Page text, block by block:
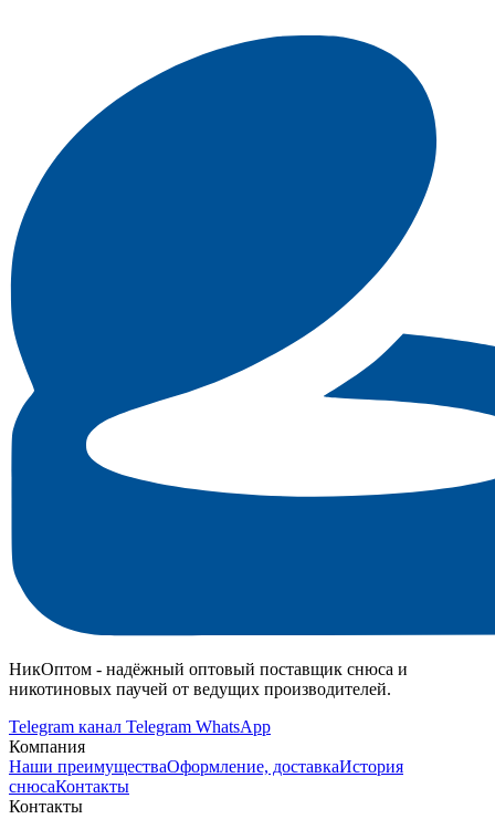
НикОптом - надёжный оптовый поставщик снюса и
никотиновых паучей от ведущих производителей.
Telegram канал Telegram WhatsApp
Компания
Наши преимуществаОформление, доставкаИстория
снюсаКонтакты
Контакты